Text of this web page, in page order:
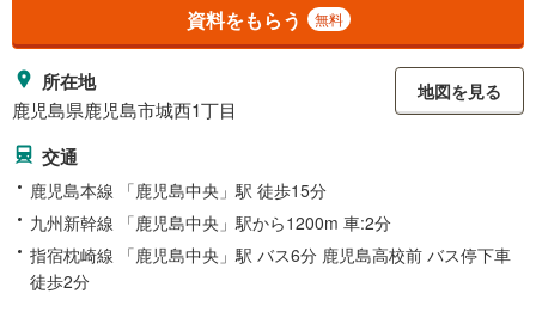
資料をもらう 無料
所在地
鹿児島県鹿児島市城西1丁目
地図を見る
交通
鹿児島本線 「鹿児島中央」駅 徒歩15分
九州新幹線 「鹿児島中央」駅から1200m 車:2分
指宿枕崎線 「鹿児島中央」駅 バス6分 鹿児島高校前 バス停下車
徒歩2分